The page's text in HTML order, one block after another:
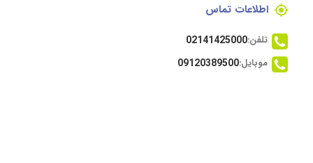
اطلاعات تماس
تلفن:02141425000
موبایل:09120389500